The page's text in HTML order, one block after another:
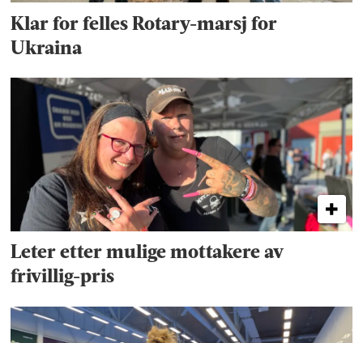
Klar for felles Rotary-marsj for
Ukraina
Leter etter mulige mottakere av
frivillig-pris